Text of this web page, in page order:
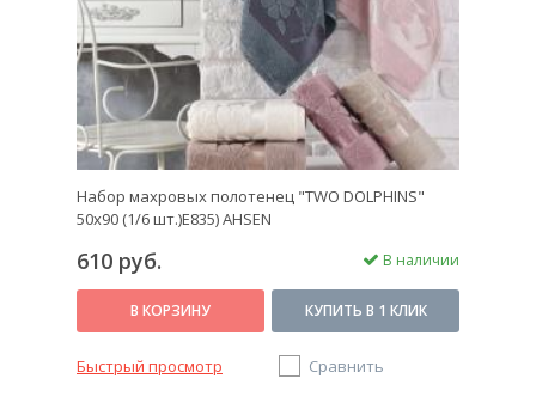
Набор махровых полотенец "TWO DOLPHINS"
50х90 (1/6 шт.)E835) AHSEN
610 руб. В наличии
В КОРЗИНУ КУПИТЬ В 1 КЛИК
Быстрый просмотр Сравнить